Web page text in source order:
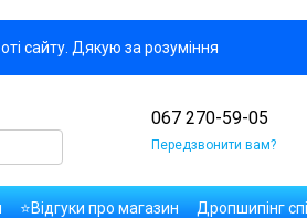
сайту. Дякую за розуміння
067 270-59-05
Передзвонити вам?
⭐Відгуки про магазин
Дропшипінг